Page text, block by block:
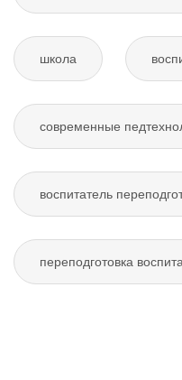
школа
современные
воспитатель
переподготовка